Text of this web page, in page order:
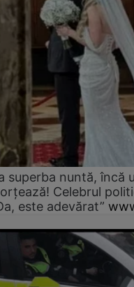
superba nuntă, încă
Celebrul
este adevărat”